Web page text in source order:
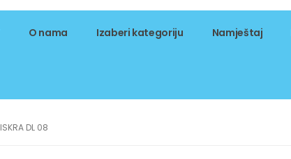
O nama Izaberi kategoriju Namještaj
ISKRA DL 08